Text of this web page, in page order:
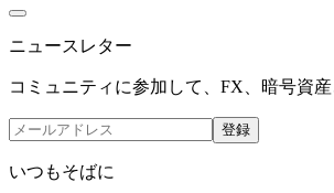
ニュースレター
コミュニティに参加して、FX、暗号資
登録
いつもそばに